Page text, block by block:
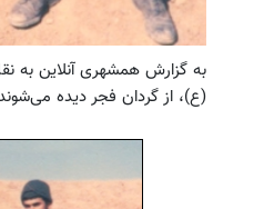
به گزارش همشهری آنلاین به
(ع)، از گردان فجر دیده